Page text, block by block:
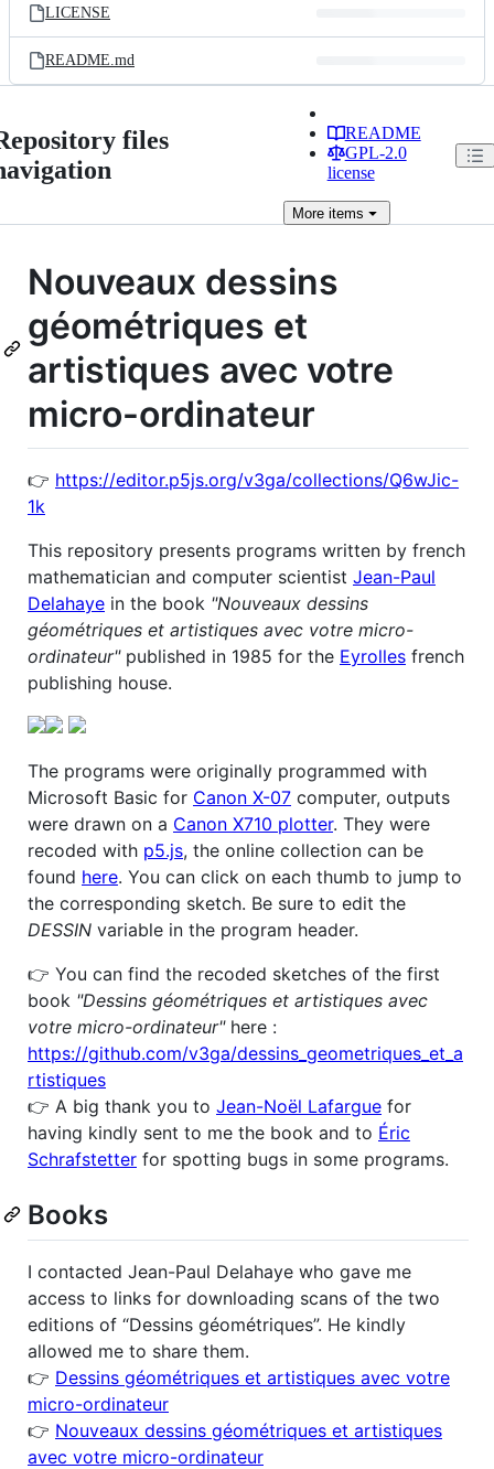
LICENSE
README.md
files
README
GPL-2.0
license
Moreitems
Nouveaux dessins
géométriques et
artistiques avec votre
micro-ordinateur
👉 https://editor.p5js.org/v3ga/collections/Q6wJic-
1k
This repository presents programs written by french
mathematician and computer scientist Jean-Paul
Delahaye in the book "Nouveaux dessins
géométriques et artistiques avec votre micro-
ordinateur"published in 1985 for the Eyrolles french
publishing house.
The programs were originally programmed with
Microsoft Basic for Canon X-07 computer, outputs
were drawn on a Canon X710 plotter. They were
recoded with p5.js, the online collection can be
found here. You can click on each thumb to jump to
the corresponding sketch. Be sure to edit the
DESSIN variable in the program header.
👉 You can find the recoded sketches of the first
book "Dessins géométriques et artistiques avec
votre micro-ordinateur"here :
https://github.com/v3ga/dessins_geometriques_et_a
rtistiques
👉 A big thank you to Jean-Noël Lafargue for
having kindly sent to me the book and to Éric
Schrafstetter for spotting bugs in some programs.
Books
I contacted Jean-Paul Delahaye who gave me
access to links for downloading scans of the two
editions of “Dessins géométriques”. He kindly
allowed me to share them.
👉 Dessins géométriques et artistiques avec votre
micro-ordinateur
👉 Nouveaux dessins géométriques et artistiques
avec votre micro-ordinateur